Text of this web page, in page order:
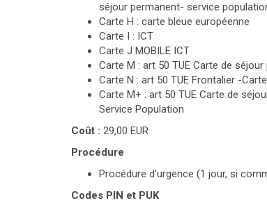
séjour permanent- service
Carte H : carte bleue européenne
Carte I : ICT
Carte J MOBILE ICT
Carte M : art 50 TUE Carte de
Carte N : art 50 TUE Frontalier -
Carte M+ : art 50 TUE Carte de
Service Population
Coût : 29,00 EUR
Procédure
Procédure d’urgence (1 jour, si
Codes PIN et PUK